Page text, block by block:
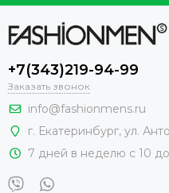
+7(343)219-94-99
Заказать звонок
info@fashionmens.ru
г. Екатеринбург, ул.
7 дней в неделю с 10